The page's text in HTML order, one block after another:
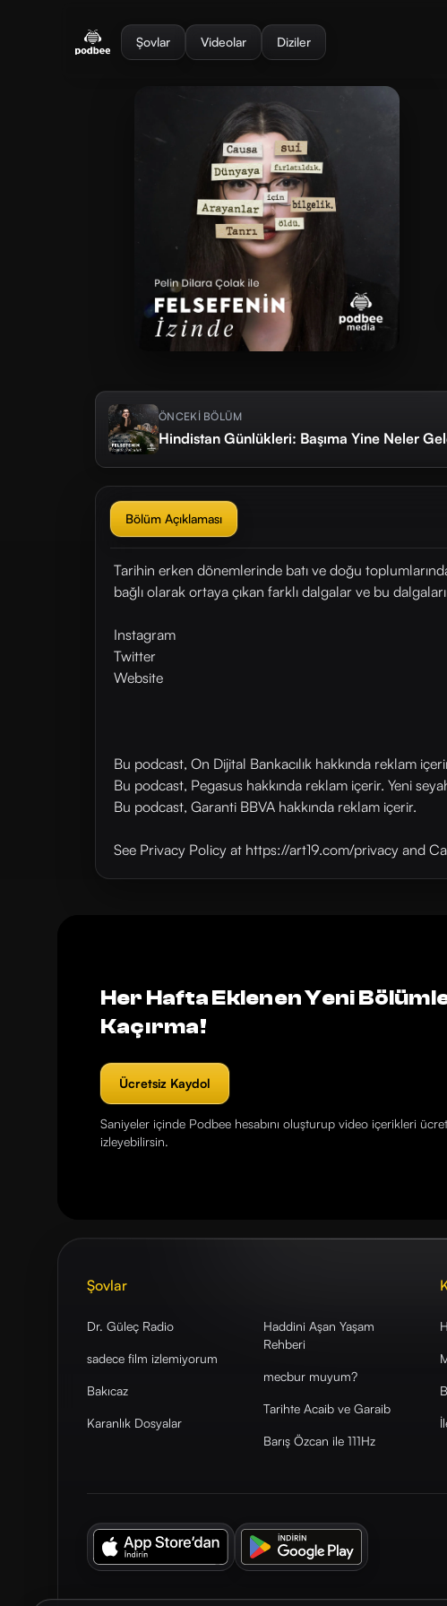
Şovlar Videolar Diziler
ÖNCEKİ BÖLÜM
Hindistan Günlükleri: Başıma Yine Neler
Bölüm Açıklaması
Tarihin erken dönemlerinde batı ve doğu
bağlı olarak ortaya çıkan farklı dalgalar ve bu
Instagram
Twitter
Website
Bu podcast, On Dijital Bankacılık hakkında reklam
Bu podcast, Pegasus hakkında reklam içerir. Yeni
Bu podcast, Garanti BBVA hakkında reklam içerir.
See Privacy Policy at https://art19.com/privacy and
Her Hafta Eklenen Yeni
Kaçırma!
Ücretsiz Kaydol
Saniyeler içinde Podbee hesabını oluşturup video içerikleri
izleyebilirsin.
Şovlar
Dr. Güleç Radio
sadece film izlemiyorum
Bakıcaz
Karanlık Dosyalar
Haddini Aşan Yaşam
Rehberi
mecbur muyum?
Tarihte Acaib ve Garaib
Barış Özcan ile 111Hz